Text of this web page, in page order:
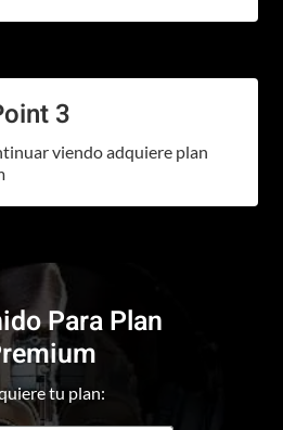
3
viendo adquiere plan
Para Plan
tu plan: